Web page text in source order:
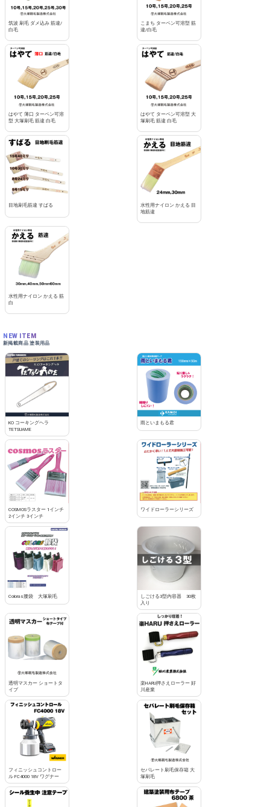
筑波 刷毛 ダメ込み 筋違/
白毛
こまち ターペン可溶型 筋
違/白毛
はやて 薄口 ターペン可溶
型 大塚刷毛 筋違 白毛
はやて ターペン可溶型 大
塚刷毛 筋違 白毛
目地刷毛筋違 すばる
水性用ナイロン かえる 目
地筋違
水性用ナイロン かえる 筋
白
NEW ITEM
新掲載商品 塗装用品
KO コーキングヘラ
TETSUAME
雨といまもる君
COSMOSラスター 1インチ
2インチ 3インチ
ワイドローラーシリーズ
Coloras腰袋 大塚刷毛
しごける3型内容器 30枚
入り
透明マスカー ショートタ
イプ
楽HARU押さえローラー 好
川産業
フィニッシュコントロー
ル FC4000 18V ワグナー
セパレート刷毛保存箱 大
塚刷毛